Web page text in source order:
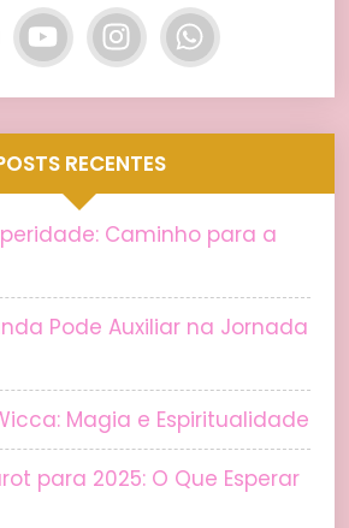
RECENTES
Caminho para a
Pode Auxiliar na Jornada
Magia e Espiritualidade
para 2025: O Que Esperar